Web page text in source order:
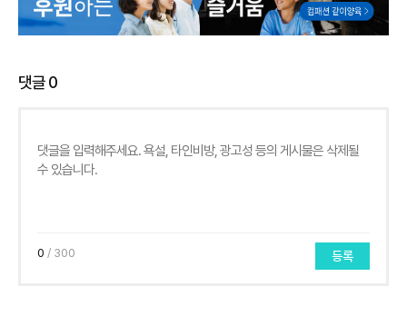
댓글0
0 / 300 등록